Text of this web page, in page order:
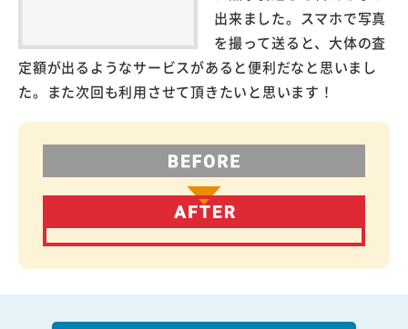
出来ました。スマホで写真
を撮って送ると、大体の査
定額が出るようなサービスがあると便利だなと思いまし
た。また次回も利用させて頂きたいと思います！